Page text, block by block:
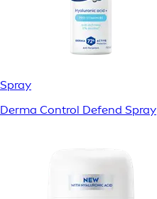
Spray
Derma Control Defend Spray